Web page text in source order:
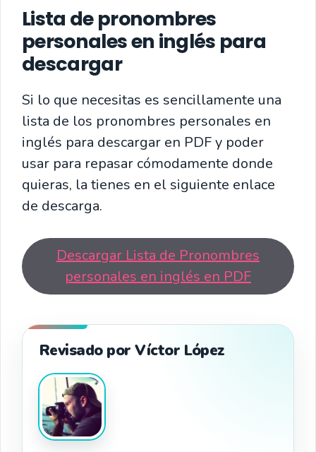
Lista de pronombres
personales en inglés para
descargar
Si lo que necesitas es sencillamente una
lista de los pronombres personales en
inglés para descargar en PDF y poder
usar para repasar cómodamente donde
quieras, la tienes en el siguiente enlace
de descarga.
Descargar Lista de Pronombres
personales en inglés en PDF
Revisado por Víctor López